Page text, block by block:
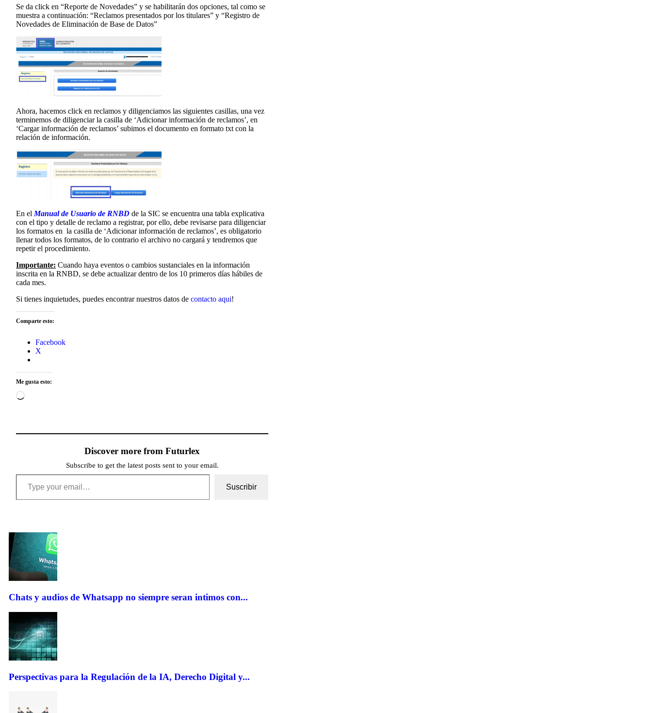
Se da click en “Reporte de Novedades” y se habilitarán dos opciones, tal como se
muestra a continuación: “Reclamos presentados por los titulares” y “Registro de
Novedades de Eliminación de Base de Datos”
Ahora, hacemos click en reclamos y diligenciamos las siguientes casillas, una vez
terminemos de diligenciar la casilla de ‘Adicionar información de reclamos’, en
‘Cargar información de reclamos’ subimos el documento en formato txt con la
relación de información.
En el Manual de Usuario de RNBD de la SIC se encuentra una tabla explicativa
con el tipo y detalle de reclamo a registrar, por ello, debe revisarse para diligenciar
los formatos en la casilla de ‘Adicionar información de reclamos’, es obligatorio
llenar todos los formatos, de lo contrario el archivo no cargará y tendremos que
repetir el procedimiento.
Importante: Cuando haya eventos o cambios sustanciales en la información
inscrita en la RNBD, se debe actualizar dentro de los 10 primeros días hábiles de
cada mes.
Si tienes inquietudes, puedes encontrar nuestros datos de contacto aqui!
Comparte esto:
Facebook
X
Me gusta esto:
Discover more from Futurlex
Subscribe to get the latest posts sent to your email.
Suscribir
Chats y audios de Whatsapp no siempre seran intimos con...
Perspectivas para la Regulación de la IA, Derecho Digital y...